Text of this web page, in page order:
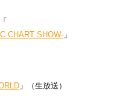
「
CHART SHOW- 」
」（生放送）